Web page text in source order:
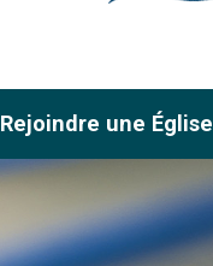
Rejoindre une Église